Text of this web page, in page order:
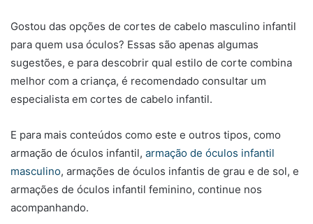
Gostou das opções de cortes de cabelo masculino infantil
para quem usa óculos? Essas são apenas algumas
sugestões, e para descobrir qual estilo de corte combina
melhor com a criança, é recomendado consultar um
especialista em cortes de cabelo infantil.
E para mais conteúdos como este e outros tipos, como
armação de óculos infantil, armação de óculos infantil
masculino, armações de óculos infantis de grau e de sol, e
armações de óculos infantil feminino, continue nos
acompanhando.